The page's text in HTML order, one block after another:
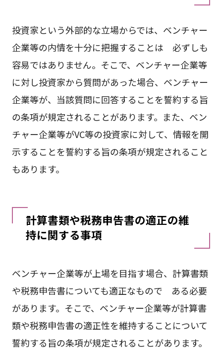
投資家という外部的な立場からでは、ベンチャー
企業等の内情を十分に把握することは 必ずしも
容易ではありません。そこで、ベンチャー企業等
に対し投資家から質問があった場合、ベンチャー
企業等が、当該質問に回答することを誓約する旨
の条項が規定されることがあります。また、ベン
チャー企業等がVC等の投資家に対して、情報を開
示することを誓約する旨の条項が規定されること
もあります。
計算書類や税務申告書の適正の維
持に関する事項
ベンチャー企業等が上場を目指す場合、計算書類
や税務申告書についても適正なもので ある必要
があります。そこで、ベンチャー企業等が計算書
類や税務申告書の適正性を維持することについて
誓約する旨の条項が規定されることがあります。